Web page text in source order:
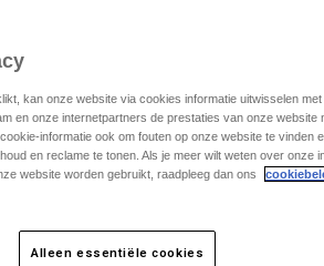
kan onze website via cookies informatie uitwisselen met
en onze internetpartners de prestaties van onze website
informatie ook om fouten op onze website te vinden
en reclame te tonen. Als je meer wilt weten over onze
website worden gebruikt, raadpleeg dan ons
Alleen essentiële cookies